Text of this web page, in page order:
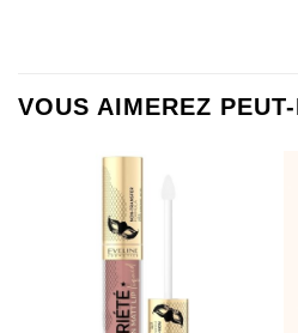
VOUS AIMEREZ